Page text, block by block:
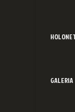
GALERIA